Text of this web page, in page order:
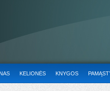
KELIONĖS KNYGOS